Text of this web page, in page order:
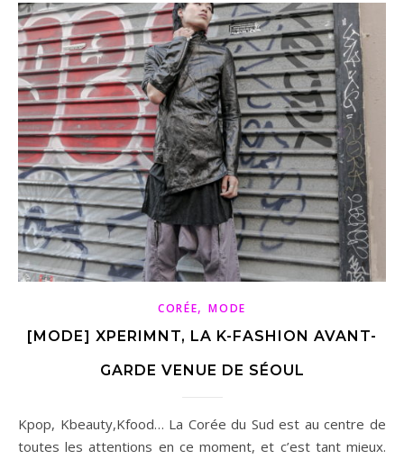
CORÉE,MODE
[MODE] XPERIMNT, LA K-FASHION AVANT-
GARDE VENUE DE SÉOUL
Kpop, Kbeauty,Kfood… La Corée du Sud est au centre de
toutes les attentions en ce moment, et c’est tant mieux.